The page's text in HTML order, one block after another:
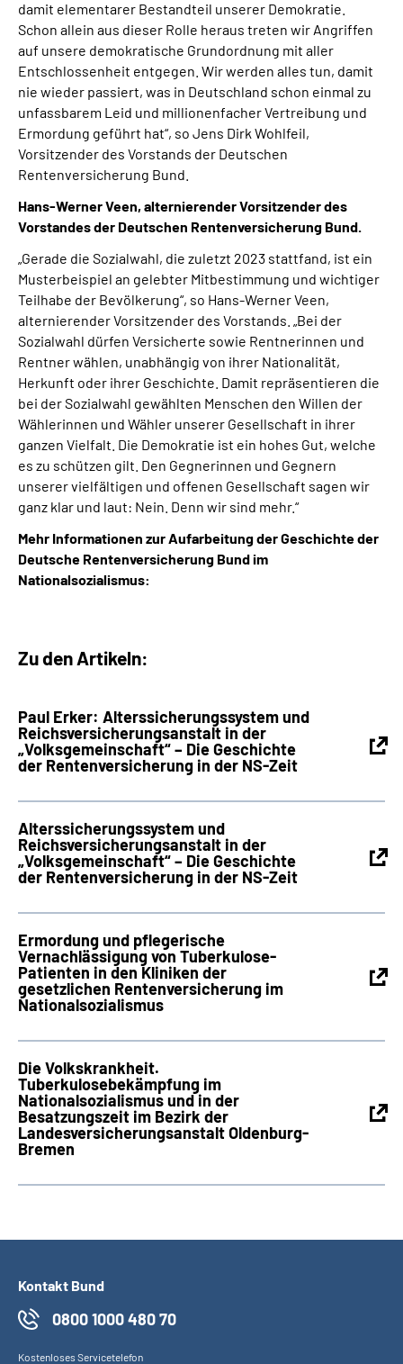
damit elementarer Bestandteil unserer Demokratie.
Schon allein aus dieser Rolle heraus treten wir Angriffen
auf unsere demokratische Grundordnung mit aller
Entschlossenheit entgegen. Wir werden alles tun, damit
nie wieder passiert, was in Deutschland schon einmal zu
unfassbarem Leid und millionenfacher Vertreibung und
Ermordung geführt hat“, so Jens Dirk Wohlfeil,
Vorsitzender des Vorstands der Deutschen
Rentenversicherung Bund.
Hans-Werner Veen, alternierender Vorsitzender des
Vorstandes der Deutschen Rentenversicherung Bund.
„Gerade die Sozialwahl, die zuletzt 2023 stattfand, ist ein
Musterbeispiel an gelebter Mitbestimmung und wichtiger
Teilhabe der Bevölkerung“, so Hans-Werner Veen,
alternierender Vorsitzender des Vorstands. „Bei der
Sozialwahl dürfen Versicherte sowie Rentnerinnen und
Rentner wählen, unabhängig von ihrer Nationalität,
Herkunft oder ihrer Geschichte. Damit repräsentieren die
bei der Sozialwahl gewählten Menschen den Willen der
Wählerinnen und Wähler unserer Gesellschaft in ihrer
ganzen Vielfalt. Die Demokratie ist ein hohes Gut, welche
es zu schützen gilt. Den Gegnerinnen und Gegnern
unserer vielfältigen und offenen Gesellschaft sagen wir
ganz klar und laut: Nein. Denn wir sind mehr.“
Mehr Informationen zur Aufarbeitung der Geschichte der
Deutsche Rentenversicherung Bund im
Nationalsozialismus:
Zu den Artikeln:
Paul Erker: Alterssicherungssystem und
Reichsversicherungsanstalt in der
„Volksgemeinschaft“ – Die Geschichte
der Rentenversicherung in der NS-Zeit
Alterssicherungssystem und
Reichsversicherungsanstalt in der
„Volksgemeinschaft“ – Die Geschichte
der Rentenversicherung in der NS-Zeit
Ermordung und pflegerische
Vernachlässigung von Tuberkulose-
Patienten in den Kliniken der
gesetzlichen Rentenversicherung im
Nationalsozialismus
Die Volkskrankheit.
Tuberkulosebekämpfung im
Nationalsozialismus und in der
Besatzungszeit im Bezirk der
Landesversicherungsanstalt Oldenburg-
Bremen
Kontakt Bund
0800 1000 480 70
Kostenloses Servicetelefon